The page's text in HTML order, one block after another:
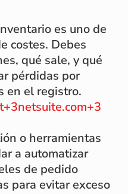
es uno de
costes. Debes
qué sale, y qué
pérdidas por
en el registro.
o herramientas
a automatizar
de pedido
para evitar exceso